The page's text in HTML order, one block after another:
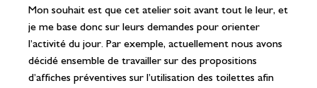
Mon souhait est que cet atelier soit avant tout le leur, et
je me base donc sur leurs demandes pour orienter
l’activité du jour. Par exemple, actuellement nous avons
décidé ensemble de travailler sur des propositions
d’affiches préventives sur l’utilisation des toilettes afin